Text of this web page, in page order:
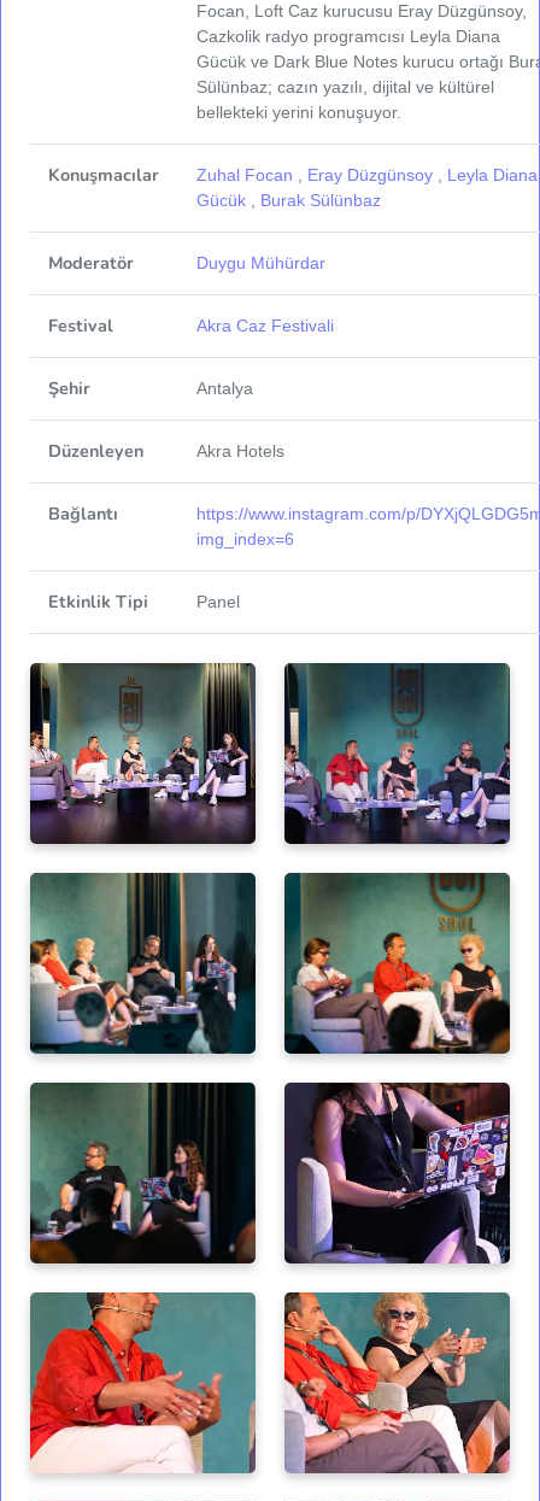
Focan, Loft Caz kurucusu Eray Düzgünsoy,
Cazkolik radyo programcısı Leyla Diana
Gücük ve Dark Blue Notes kurucu ortağı
Sülünbaz; cazın yazılı, dijital ve kültürel
bellekteki yerini konuşuyor.
Konuşmacılar Zuhal Focan Eray Düzgünsoy
Leyla Diana
Gücük
Burak Sülünbaz
Moderatör Duygu Mühürdar
Festival Akra Caz Festivali
Şehir Antalya
Düzenleyen Akra Hotels
Bağlantı
https://www.instagram.com/p/
img_index=6
Etkinlik Tipi Panel